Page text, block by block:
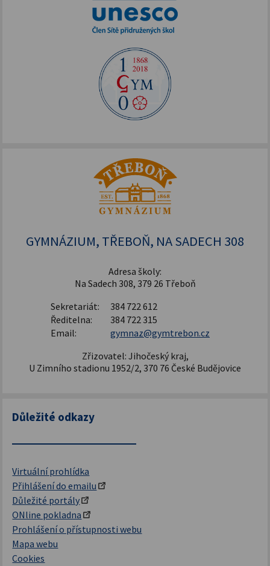
GYMNÁZIUM, TŘEBOŇ, NA SADECH 308
Adresa školy:
Na Sadech 308, 379 26 Třeboň
Sekretariát:
384 722 612
Ředitelna:
384 722 315
Email:
gymnaz@gymtrebon.cz
Zřizovatel: Jihočeský kraj,
U Zimního stadionu 1952/2, 370 76 České Budějovice
Důležité odkazy
Virtuální prohlídka
Přihlášení do emailu
Důležité portály
ONline pokladna
Prohlášení o přístupnosti webu
Mapa webu
Cookies